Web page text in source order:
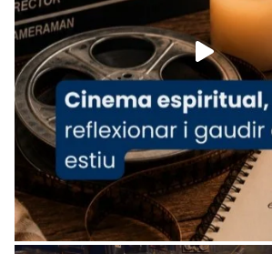
Foto
View on Facebook · Share
Arquebisbat de Barcelona
1 week ago
«Avui les santes Juliana i
ajuden a alçar la mirada»
Mons. Sergi Gordo, bisbe de
presidit aquest 27 de juliol la
Santes de Mataró.